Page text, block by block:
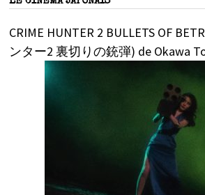
CRIME HUNTER 2 BULLETS OF
ンター2 裏切りの銃弾) de Okawa